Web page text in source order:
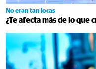
No eran tan locas
¿Te afecta más de lo que